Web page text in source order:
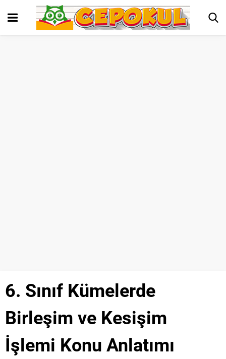
6. Sınıf Kümelerde
Birleşim ve Kesişim
İşlemi Konu Anlatımı